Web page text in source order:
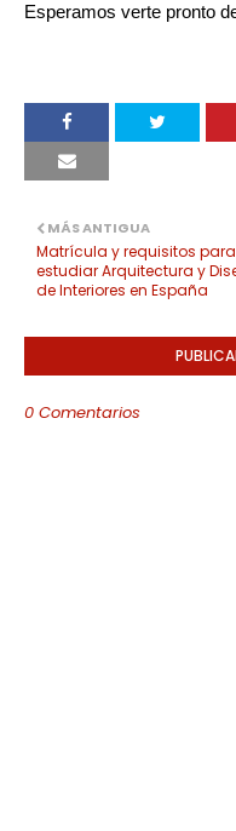
Esperamos verte pronto
MÁS ANTIGUA
Matrícula y requisitos para
estudiar Arquitectura y
de Interiores en España
0 Comentarios